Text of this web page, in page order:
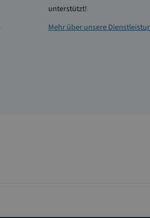
unterstützt!
Mehr über unsere